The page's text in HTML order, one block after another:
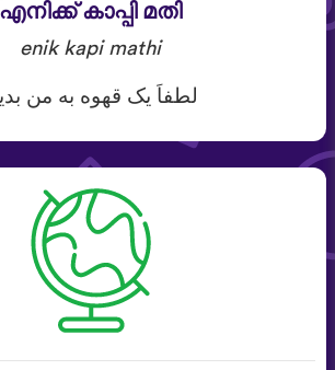
എനിക്ക് കാപ്പി മതി
enik kapi mathi
لطفاَ یک قهوه به من بدید.